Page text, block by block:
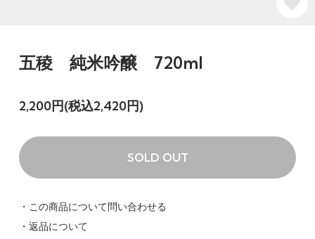
五稜 純米吟醸 720ml
2,200円(税込2,420円)
SOLD OUT
・この商品について問い合わせる
・返品について